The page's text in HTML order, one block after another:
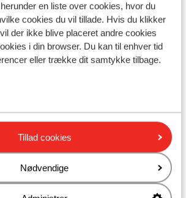
en liste over cookies, hvor du
cookies du vil tillade. Hvis du klikker
der ikke blive placeret andre cookies
i din browser. Du kan til enhver tid
eller trække dit samtykke tilbage.
Tillad cookies
Nødvendige
af strandpromenaden
ca. 50 meter (sandstrand,
ca. 100 meter
butikker ca. 50 meter
ca. 300 meter